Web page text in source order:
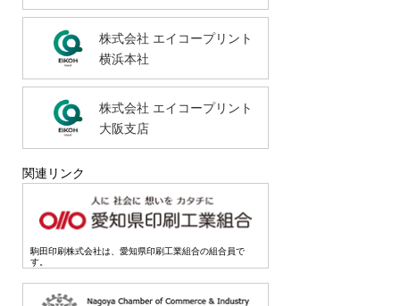
株式会社 エイコープリント
横浜本社
株式会社 エイコープリント
大阪支店
関連リンク
駒田印刷株式会社は、愛知県印刷工業組合の組合員で
す。